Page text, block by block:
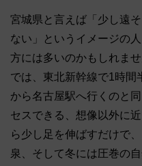
宮城県と言えば「少し遠
ない」というイメージの
方には多いのかもしれま
では、東北新幹線で1時間
から名古屋駅へ行くのと
セスできる、想像以外に
ら少し足を伸ばすだけで
泉、そして冬には圧巻の